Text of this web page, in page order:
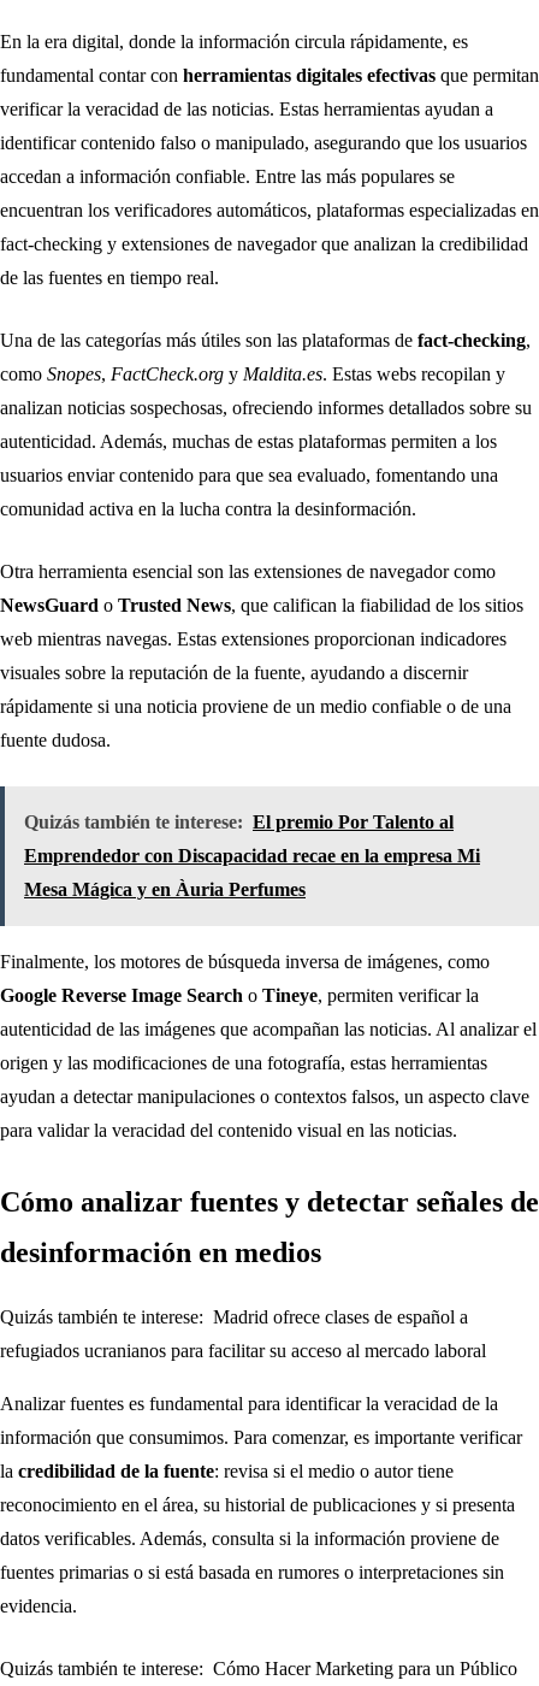
En la era digital, donde la información circula rápidamente, es
fundamental contar con herramientas digitales efectivas que permitan
verificar la veracidad de las noticias. Estas herramientas ayudan a
identificar contenido falso o manipulado, asegurando que los usuarios
accedan a información confiable. Entre las más populares se
encuentran los verificadores automáticos, plataformas especializadas en
fact-checking y extensiones de navegador que analizan la credibilidad
de las fuentes en tiempo real.
Una de las categorías más útiles son las plataformas de fact-checking,
como Snopes, FactCheck.org y Maldita.es. Estas webs recopilan y
analizan noticias sospechosas, ofreciendo informes detallados sobre su
autenticidad. Además, muchas de estas plataformas permiten a los
usuarios enviar contenido para que sea evaluado, fomentando una
comunidad activa en la lucha contra la desinformación.
Otra herramienta esencial son las extensiones de navegador como
NewsGuard o Trusted News, que califican la fiabilidad de los sitios
web mientras navegas. Estas extensiones proporcionan indicadores
visuales sobre la reputación de la fuente, ayudando a discernir
rápidamente si una noticia proviene de un medio confiable o de una
fuente dudosa.
Quizás también te interese: El premio Por Talento al
Emprendedor con Discapacidad recae en la empresa Mi
Mesa Mágica y en Àuria Perfumes
Finalmente, los motores de búsqueda inversa de imágenes, como
Google Reverse Image Search o Tineye, permiten verificar la
autenticidad de las imágenes que acompañan las noticias. Al analizar el
origen y las modificaciones de una fotografía, estas herramientas
ayudan a detectar manipulaciones o contextos falsos, un aspecto clave
para validar la veracidad del contenido visual en las noticias.
Cómo analizar fuentes y detectar señales de
desinformación en medios
Quizás también te interese: Madrid ofrece clases de español a
refugiados ucranianos para facilitar su acceso al mercado laboral
Analizar fuentes es fundamental para identificar la veracidad de la
información que consumimos. Para comenzar, es importante verificar
la credibilidad de la fuente: revisa si el medio o autor tiene
reconocimiento en el área, su historial de publicaciones y si presenta
datos verificables. Además, consulta si la información proviene de
fuentes primarias o si está basada en rumores o interpretaciones sin
evidencia.
Quizás también te interese: Cómo Hacer Marketing para un Público